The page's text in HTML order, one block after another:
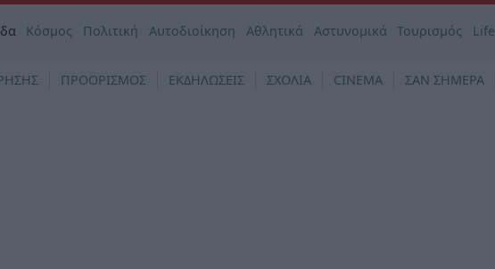
Κόσμος Πολιτική Αυτοδιοίκηση Αθλητικά Αστυνομικά Τουρισμός Life
ΠΡΟΟΡΙΣΜΟΣ ΕΚΔΗΛΩΣΕΙΣ ΣΧΟΛΙΑ CINEMA ΣΑΝ ΣΗΜΕΡΑ